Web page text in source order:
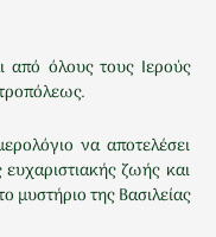
από όλους τους Ιερούς
να αποτελέσει
ζωής και
της Βασιλείας